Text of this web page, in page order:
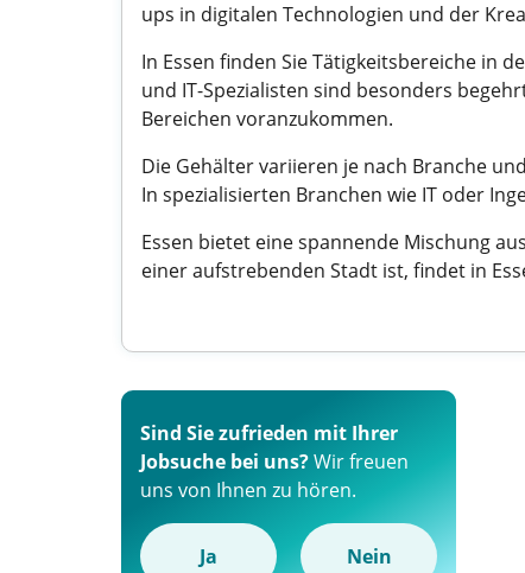
ups in digitalen Technologien und der
In Essen finden Sie Tätigkeitsbereiche in
und IT-Spezialisten sind besonders
Bereichen voranzukommen.
Die Gehälter variieren je nach Branche
In spezialisierten Branchen wie IT oder
Essen bietet eine spannende Mischung
einer aufstrebenden Stadt ist, findet in
Sind Sie zufrieden mit Ihrer
Jobsuche bei uns?Wir freuen
uns von Ihnen zu hören.
Ja Nein